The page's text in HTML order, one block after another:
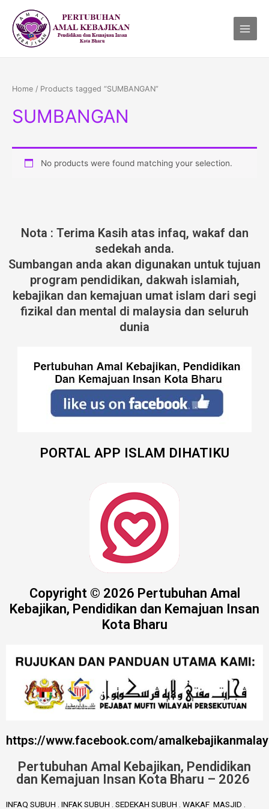
content
Menu
Home / Products tagged “SUMBANGAN”
SUMBANGAN
No products were found matching your selection.
Nota : Terima Kasih atas infaq, wakaf dan
sedekah anda.
Sumbangan anda akan digunakan untuk tujuan
program pendidikan, dakwah islamiah,
kebajikan dan kemajuan umat islam dari segi
fizikal dan mental di malaysia dan seluruh
dunia
PORTAL APP ISLAM DIHATIKU
Copyright © 2026 Pertubuhan Amal
Kebajikan, Pendidikan dan Kemajuan Insan
Kota Bharu
https://www.facebook.com/
Pertubuhan Amal Kebajikan, Pendidikan
dan Kemajuan Insan Kota Bharu – 2026
INFAQ SUBUH . INFAK SUBUH . SEDEKAH SUBUH . WAKAF MASJID .